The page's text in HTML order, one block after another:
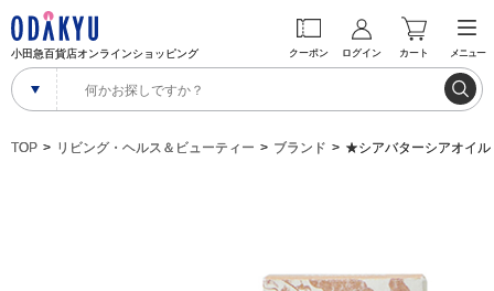
小田急百貨店オンラインショッピング クーポン ログイン カート メニュー
TOP リビング・ヘルス＆ビューティー ブランド ★シアバターシアオイル